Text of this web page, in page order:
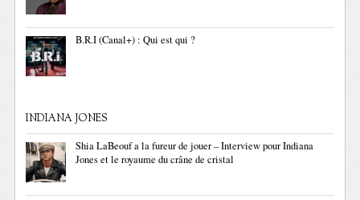
B.R.I (Canal+) : Qui est qui ?
INDIANA JONES
Shia LaBeouf a la fureur de jouer – Interview pour Indiana
Jones et le royaume du crâne de cristal